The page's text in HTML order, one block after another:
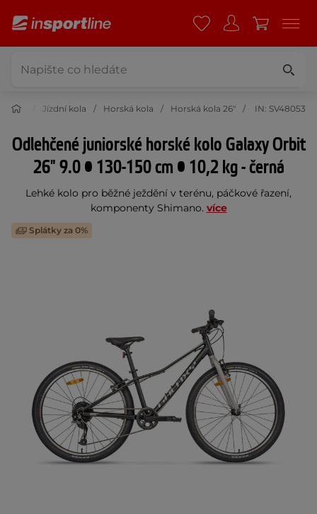
Jízdní kola Horská kola Horská kola 26" IN: SV48053
Odlehčené juniorské horské kolo Galaxy Orbit
26" 9.0 • 130-150 cm • 10,2 kg - černá
Lehké kolo pro běžné ježdění v terénu, páčkové řazení,
komponenty Shimano. více
Splátky za 0%